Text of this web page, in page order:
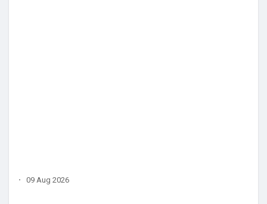
· 09 Aug 2026